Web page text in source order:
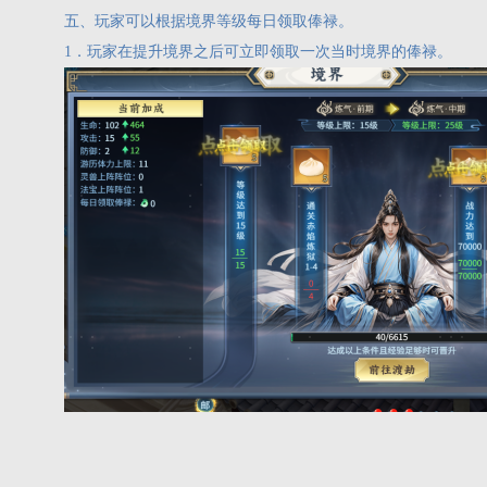
五、玩家可以根据境界等级每日领取俸禄。
1．玩家在提升境界之后可立即领取一次当时境界的俸禄。